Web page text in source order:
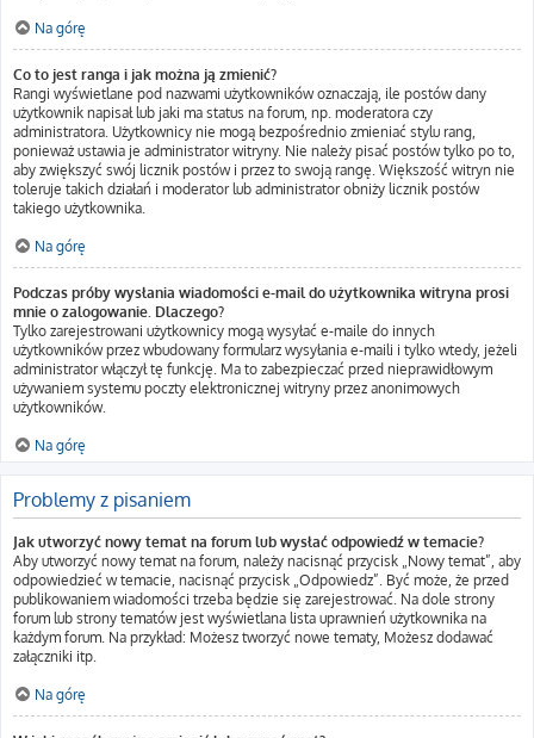
Na górę
Co to jest ranga i jak można ją zmienić?
Rangi wyświetlane pod nazwami użytkowników oznaczają, ile postów dany
użytkownik napisał lub jaki ma status na forum, np. moderatora czy
administratora. Użytkownicy nie mogą bezpośrednio zmieniać stylu rang,
ponieważ ustawia je administrator witryny. Nie należy pisać postów tylko po to,
aby zwiększyć swój licznik postów i przez to swoją rangę. Większość witryn nie
toleruje takich działań i moderator lub administrator obniży licznik postów
takiego użytkownika.
Na górę
Podczas próby wysłania wiadomości e-mail do użytkownika witryna prosi
mnie o zalogowanie. Dlaczego?
Tylko zarejestrowani użytkownicy mogą wysyłać e-maile do innych
użytkowników przez wbudowany formularz wysyłania e-maili i tylko wtedy, jeżeli
administrator włączył tę funkcję. Ma to zabezpieczać przed nieprawidłowym
używaniem systemu poczty elektronicznej witryny przez anonimowych
użytkowników.
Na górę
Problemy z pisaniem
Jak utworzyć nowy temat na forum lub wysłać odpowiedź w temacie?
Aby utworzyć nowy temat na forum, należy nacisnąć przycisk „Nowy temat”, aby
odpowiedzieć w temacie, nacisnąć przycisk „Odpowiedz”. Być może, że przed
publikowaniem wiadomości trzeba będzie się zarejestrować. Na dole strony
forum lub strony tematów jest wyświetlana lista uprawnień użytkownika na
każdym forum. Na przykład: Możesz tworzyć nowe tematy, Możesz dodawać
załączniki itp.
Na górę